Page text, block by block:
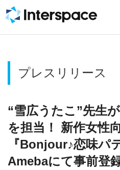
ホーム
事業内容
ニュース
IR情報
ブログ
プレスリリース
“雪広うたこ”先生
を担当！ 新作女性
『Bonjour♪恋味パ
Amebaにて事前登